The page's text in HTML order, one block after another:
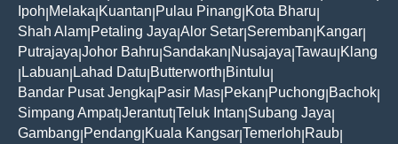
Ipoh Melaka Kuantan Pulau Pinang Kota Bharu
Shah Alam Petaling Jaya Alor Setar Seremban Kangar
Putrajaya Johor Bahru Sandakan Nusajaya Tawau Klang
Labuan Lahad Datu Butterworth Bintulu
Bandar Pusat Jengka Pasir Mas Pekan Puchong Bachok
Simpang Ampat|Jerantut|Teluk Intan Subang Jaya
Gambang Pendang Kuala Kangsar Temerloh Raub